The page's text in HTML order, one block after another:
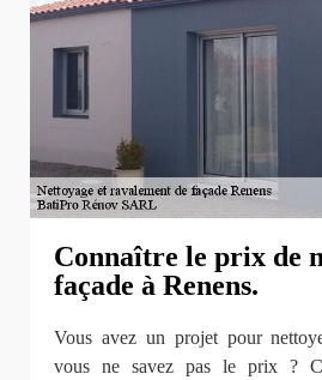
Connaître le prix de
façade à Renens.
Vous avez un projet pour
vous ne savez pas le prix ?